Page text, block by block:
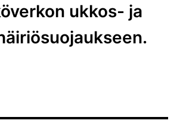
ukkos- ja